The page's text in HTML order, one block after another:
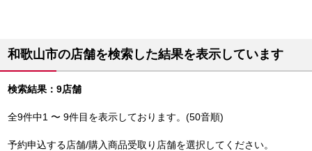
和歌山市の店舗を検索した結果を表示しています
検索結果：9店舗
全9件中1 〜 9件目を表示しております。(50音順)
予約申込する店舗/購入商品受取り店舗を選択してください。